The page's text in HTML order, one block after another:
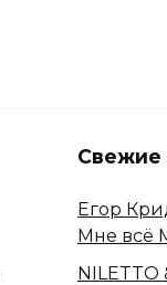
Свежие
Егор
Мне всё
NILETTO